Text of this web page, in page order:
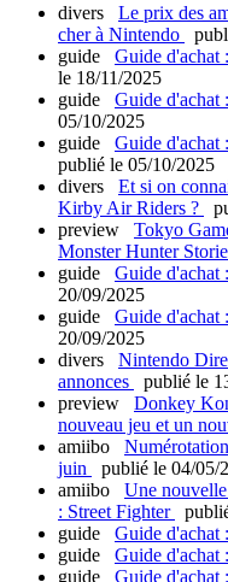
divers
Le prix des
cher à Nintendo
guide
Guide
le 18/11/2025
guide
Guide d'achat
05/10/2025
guide
Guide d'achat
publié le 05/10/2025
divers
Et si on
Kirby Air Riders ?
preview
Tokyo
Monster Hunter
guide
Guide d'achat
20/09/2025
guide
Guide d'achat
20/09/2025
divers
Nintendo
annonces
publié le
preview
Donkey
nouveau jeu et un
amiibo
juin
publié le 04/05/
amiibo
Une
: Street Fighter
guide
Guide d'achat
guide
Guide d'achat
guide
Guide d'achat